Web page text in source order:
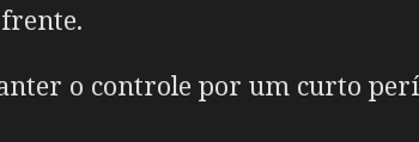
o controle por um curto